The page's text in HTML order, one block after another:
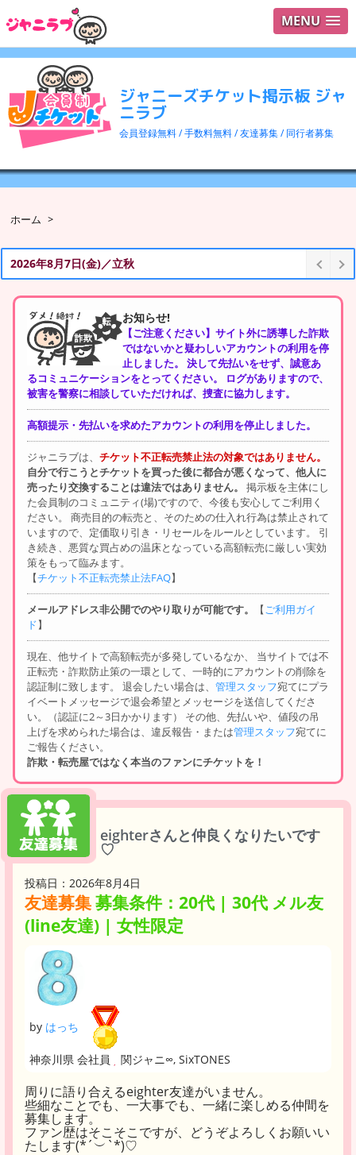
MENU
ジャニーズチケット掲示板 ジャ
ニラブ
会員登録無料 / 手数料無料 / 友達募集 / 同行者募集
ログイ
検索
ホーム >
なにわ男子 大西流星くんのお誕生日です おめでとうござい
お知らせ!
【ご注意ください】サイト外に誘導した詐欺
ではないかと疑わしいアカウントの利用を停
止しました。 決して先払いをせず、誠意あ
るコミュニケーションをとってください。 ログがありますので、
被害を警察に相談していただければ、捜査に協力します。
高額提示・先払いを求めたアカウントの利用を停止しました。
ジャニラブは、 チケット不正転売禁止法の対象ではありません。
自分で行こうとチケットを買った後に都合が悪くなって、他人に
売ったり交換することは違法ではありません。
掲示板を主体にし
た会員制のコミュニティ(場)ですので、今後も安心してご利用く
ださい。 商売目的の転売と、そのための仕入れ行為は禁止されて
いますので、定価取り引き・リセールをルールとしています。 引
き続き、悪質な買占めの温床となっている高額転売に厳しい実効
策をもって臨みます。
【チケット不正転売禁止法FAQ】
メールアドレス非公開でのやり取りが可能です。 【ご利用ガイ
ド】
現在、他サイトで高額転売が多発しているなか、 当サイトでは不
正転売・詐欺防止策の一環として、一時的にアカウントの削除を
認証制に致します。 退会したい場合は、 管理スタッフ宛てにプラ
イベートメッセージで退会希望とメッセージを送信してくださ
い。（認証に2～3日かかります） その他、先払いや、値段の吊
上げを求められた場合は、違反報告・または管理スタッフ宛てに
ご報告ください。
詐欺・転売屋ではなく本当のファンにチケットを！
eighterさんと仲良くなりたいです
♡
投稿日：2026年8月4日
友達募集募集条件：20代 | 30代 メル友
(line友達) | 女性限定
by はっち
神奈川県 会社員 関ジャニ∞, SixTONES
周りに語り合えるeighter友達がいません。
些細なことでも、一大事でも、一緒に楽しめる仲間を
募集します。
ファン歴はそこそこですが、どうぞよろしくお願いい
たします(*´︶`*)♡